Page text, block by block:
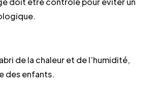
de la chaleur et de l’humidité,
des enfants.